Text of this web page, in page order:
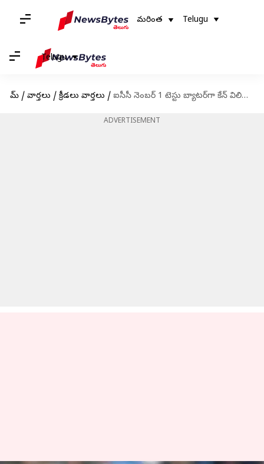
మరింత Telugu
Telugu
హోమ్ / వార్తలు / క్రీడలు వార్తలు / ఐసీసీ నెంబర్ 1 టెస్టు బ్యాటర్‌గా కేన్ విలియమ్సన్.. టాప్-10లో భారత్ నుంచి ఒక్కడు
ADVERTISEMENT